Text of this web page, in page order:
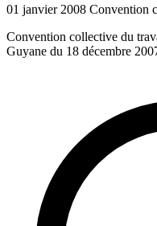
01 janvier 2008 Convention
Convention collective du
Guyane du 18 décembre